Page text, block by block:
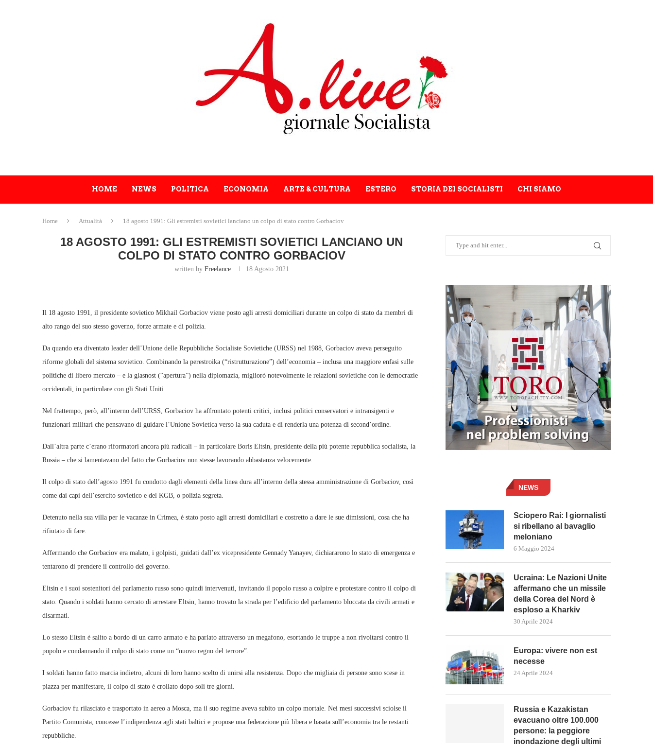
HOME NEWS POLITICA ECONOMIA ARTE & CULTURA ESTERO STORIA DEI SOCIALISTI CHI SIAMO
Home Attualità 18 agosto 1991: Gli estremisti sovietici lanciano un colpo di stato contro Gorbaciov
18 AGOSTO 1991: GLI ESTREMISTI SOVIETICI LANCIANO UN
COLPO DI STATO CONTRO GORBACIOV
written by Freelance 18 Agosto 2021
Il 18 agosto 1991, il presidente sovietico Mikhail Gorbaciov viene posto agli arresti domiciliari durante un colpo di stato da membri di
alto rango del suo stesso governo, forze armate e di polizia.
Da quando era diventato leader dell’Unione delle Repubbliche Socialiste Sovietiche (URSS) nel 1988, Gorbaciov aveva perseguito
riforme globali del sistema sovietico. Combinando la perestroika (“ristrutturazione”) dell’economia – inclusa una maggiore enfasi sulle
politiche di libero mercato – e la glasnost (“apertura”) nella diplomazia, migliorò notevolmente le relazioni sovietiche con le democrazie
occidentali, in particolare con gli Stati Uniti.
Nel frattempo, però, all’interno dell’URSS, Gorbaciov ha affrontato potenti critici, inclusi politici conservatori e intransigenti e
funzionari militari che pensavano di guidare l’Unione Sovietica verso la sua caduta e di renderla una potenza di second’ordine.
Dall’altra parte c’erano riformatori ancora più radicali – in particolare Boris Eltsin, presidente della più potente repubblica socialista, la
Russia – che si lamentavano del fatto che Gorbaciov non stesse lavorando abbastanza velocemente.
Il colpo di stato dell’agosto 1991 fu condotto dagli elementi della linea dura all’interno della stessa amministrazione di Gorbaciov, così
come dai capi dell’esercito sovietico e del KGB, o polizia segreta.
Detenuto nella sua villa per le vacanze in Crimea, è stato posto agli arresti domiciliari e costretto a dare le sue dimissioni, cosa che ha
rifiutato di fare.
Affermando che Gorbaciov era malato, i golpisti, guidati dall’ex vicepresidente Gennady Yanayev, dichiararono lo stato di emergenza e
tentarono di prendere il controllo del governo.
Eltsin e i suoi sostenitori del parlamento russo sono quindi intervenuti, invitando il popolo russo a colpire e protestare contro il colpo di
stato. Quando i soldati hanno cercato di arrestare Eltsin, hanno trovato la strada per l’edificio del parlamento bloccata da civili armati e
disarmati.
Lo stesso Eltsin è salito a bordo di un carro armato e ha parlato attraverso un megafono, esortando le truppe a non rivoltarsi contro il
popolo e condannando il colpo di stato come un “nuovo regno del terrore”.
I soldati hanno fatto marcia indietro, alcuni di loro hanno scelto di unirsi alla resistenza. Dopo che migliaia di persone sono scese in
piazza per manifestare, il colpo di stato è crollato dopo soli tre giorni.
Gorbaciov fu rilasciato e trasportato in aereo a Mosca, ma il suo regime aveva subito un colpo mortale. Nei mesi successivi sciolse il
Partito Comunista, concesse l’indipendenza agli stati baltici e propose una federazione più libera e basata sull’economia tra le restanti
repubbliche.
NEWS
Sciopero Rai: I giornalisti
si ribellano al bavaglio
meloniano
6 Maggio 2024
Ucraina: Le Nazioni Unite
affermano che un missile
della Corea del Nord è
esploso a Kharkiv
30 Aprile 2024
Europa: vivere non est
necesse
24 Aprile 2024
Russia e Kazakistan
evacuano oltre 100.000
persone: la peggiore
inondazione degli ultimi